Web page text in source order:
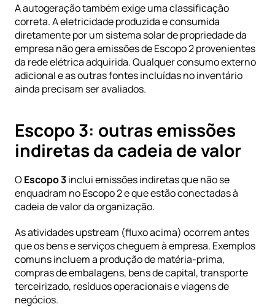
A autogeração também exige uma classificação
correta. A eletricidade produzida e consumida
diretamente por um sistema solar de propriedade da
empresa não gera emissões de Escopo 2 provenientes
da rede elétrica adquirida. Qualquer consumo externo
adicional e as outras fontes incluídas no inventário
ainda precisam ser avaliados.
Escopo 3: outras emissões
indiretas da cadeia de valor
O Escopo 3 inclui emissões indiretas que não se
enquadram no Escopo 2 e que estão conectadas à
cadeia de valor da organização.
As atividades upstream (fluxo acima) ocorrem antes
que os bens e serviços cheguem à empresa. Exemplos
comuns incluem a produção de matéria-prima,
compras de embalagens, bens de capital, transporte
terceirizado, resíduos operacionais e viagens de
negócios.